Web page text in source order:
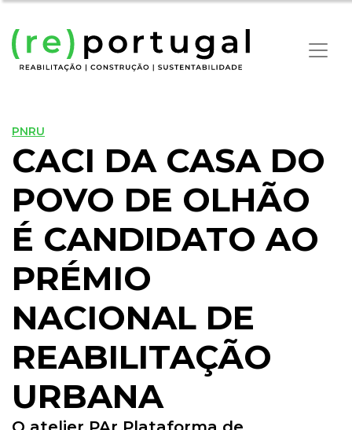
PNRU
CACI DA CASA DO
POVO DE OLHÃO
É CANDIDATO AO
PRÉMIO
NACIONAL DE
REABILITAÇÃO
URBANA